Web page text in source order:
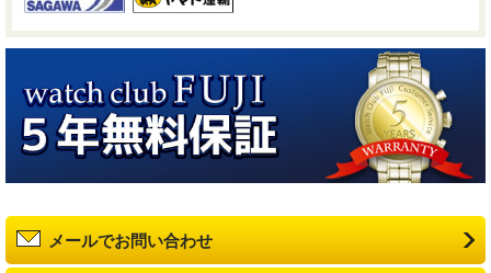
メールでお問い合わせ